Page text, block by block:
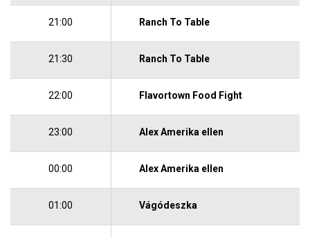
21:00 Ranch To Table
21:30 Ranch To Table
22:00 Flavortown Food Fight
23:00 Alex Amerika ellen
00:00 Alex Amerika ellen
01:00 Vágódeszka